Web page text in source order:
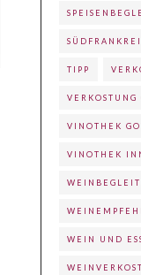
TIPP
VERKOSTUNG
VINOTHEK
VINOTHEK
WEIN UND